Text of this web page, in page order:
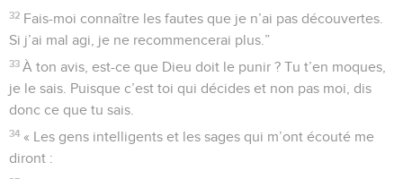
32 Fais-moi connaître les fautes que je n’ai pas découvertes.
Si j’ai mal agi, je ne recommencerai plus.”
33 À ton avis, est-ce que Dieu doit le punir ? Tu t’en moques,
je le sais. Puisque c’est toi qui décides et non pas moi, dis
donc ce que tu sais.
34 « Les gens intelligents et les sages qui m’ont écouté me
diront :